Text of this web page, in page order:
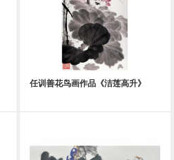
任训善花鸟画作品《洁莲高升》